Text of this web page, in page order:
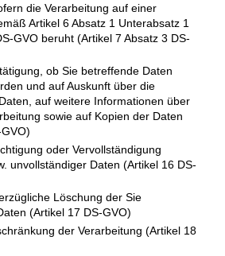
die Verarbeitung auf einer
Artikel 6 Absatz 1 Unterabsatz 1
GVO beruht (Artikel 7 Absatz 3 DS-
ob Sie betreffende Daten
und auf Auskunft über die
auf weitere Informationen über
sowie auf Kopien der Daten
oder Vervollständigung
unvollständiger Daten (Artikel 16 DS-
Löschung der Sie
(Artikel 17 DS-GVO)
der Verarbeitung (Artikel 18